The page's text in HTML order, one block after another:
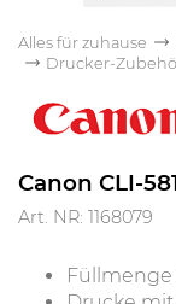
Alles für zuhause
Drucker-
Canon CLI-
Art. NR: 1168079
Füllmenge